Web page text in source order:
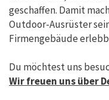
geschaffen. Damit
Outdoor-Ausrüster
Firmengebäude
Du möchtest uns
Wir freuen uns über